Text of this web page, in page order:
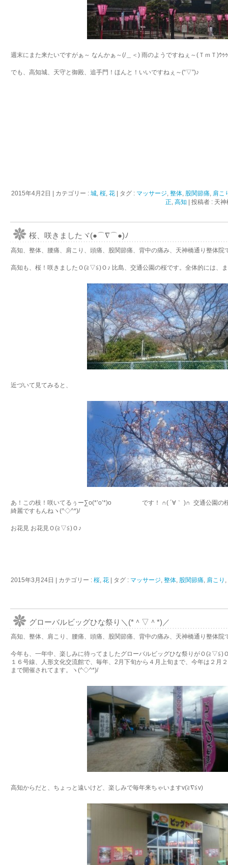
週末にまた来たいですがぁ～ なんかぁ～(/＿＜) 雨のようですねぇ～(ＴｍＴ)ｳｩ
でも、高知城、天守と御殿、追手門！ほんと！いいですねぇ～(“▽”)♪
2015年4月2日 カテゴリー :城,桜,花 タグ : マッサージ,整体, 股関節痛, 肩こ
正,高知 |投稿者 : 天
桜、咲きましたヾ(●⌒∇⌒●)ﾉ
高知、整体、腰痛、肩こり、頭痛、股関節痛、背中の痛み、天神橋通り整体院
高知も、桜！咲きましたＯ(≧▽≦)Ｏ♪ 比島、交通公園の桜です。全体的には、
近づいて見てみると、
あ！この枝！咲いてるぅー∑o(*’o’*)o です！ ∩( ´∀｀ )∩ 交通公園の桜
綺麗ですもんねヽ(^◇^*)/
お花見 お花見Ｏ(≧▽≦)Ｏ♪
2015年3月24日 カテゴリー :桜,花 タグ : マッサージ,整体, 股関節痛, 肩こり ,
グローバルビッグひな祭り＼(*＾▽＾*)／
高知、整体、肩こり、腰痛、頭痛、股関節痛、背中の痛み、天神橋通り整体院
今年も、一年中、楽しみに待ってましたグローバルビッグひな祭りがＯ(≧▽≦)
１６号線、人形文化交流館で、毎年、2月下旬から４月上旬まで、今年は２月
まで開催されてます。ヽ(^◇^*)/
高知からだと、ちょっと遠いけど、楽しみで毎年来ちゃいますv(≧∇≦v)